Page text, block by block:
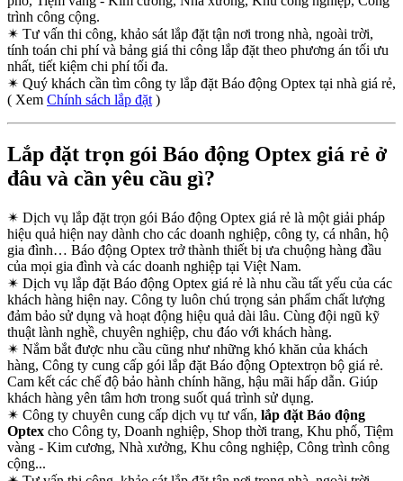
trình công cộng.
✴ Tư vấn thi công, khảo sát lắp đặt tận nơi trong nhà, ngoài trời,
tính toán chi phí và bảng giá thi công lắp đặt theo phương án tối ưu
nhất, tiết kiệm chi phí tối đa.
✴ Quý khách cần tìm công ty lắp đặt Báo động Optex tại nhà giá rẻ,
( Xem Chính sách lắp đặt )
Lắp đặt trọn gói Báo động Optex giá rẻ ở
đâu và cần yêu cầu gì?
✴ Dịch vụ lắp đặt trọn gói Báo động Optex giá rẻ là một giải pháp
hiệu quả hiện nay dành cho các doanh nghiệp, công ty, cá nhân, hộ
gia đình… Báo động Optex trở thành thiết bị ưa chuộng hàng đầu
của mọi gia đình và các doanh nghiệp tại Việt Nam.
✴ Dịch vụ lắp đặt Báo động Optex giá rẻ là nhu cầu tất yếu của các
khách hàng hiện nay. Công ty luôn chú trọng sản phẩm chất lượng
đảm bảo sử dụng và hoạt động hiệu quả dài lâu. Cùng đội ngũ kỹ
thuật lành nghề, chuyên nghiệp, chu đáo với khách hàng.
✴ Nắm bắt được nhu cầu cũng như những khó khăn của khách
hàng, Công ty cung cấp gói lắp đặt Báo động Optextrọn bộ giá rẻ.
Cam kết các chế độ bảo hành chính hãng, hậu mãi hấp dẫn. Giúp
khách hàng yên tâm hơn trong suốt quá trình sử dụng.
✴ Công ty chuyên cung cấp dịch vụ tư vấn, lắp đặt Báo động
Optex cho Công ty, Doanh nghiệp, Shop thời trang, Khu phố, Tiệm
vàng - Kim cương, Nhà xưởng, Khu công nghiệp, Công trình công
cộng...